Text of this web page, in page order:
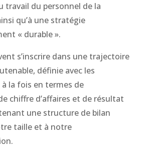
travail du personnel de la
qu’à une stratégie
« durable ».
s’inscrire dans une trajectoire
définie avec les
la fois en termes de
chiffre d’affaires et de résultat
une structure de bilan
taille et à notre